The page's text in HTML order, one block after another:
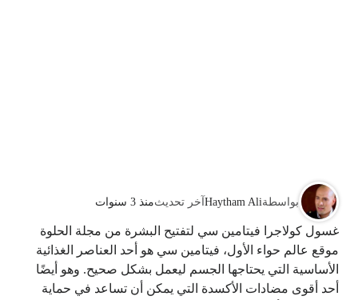
بواسطةHaytham Aliآخر تحديثمنذ 3 سنوات
غسول كولاجرا فيتامين سي لتفتيح البشرة من مجلة الحلوة
موقع عالم حواء الأول، فيتامين سي هو أحد العناصر الغذائية
الأساسية التي يحتاجها الجسم ليعمل بشكل صحيح. وهو أيضًا
أحد أقوى مضادات الأكسدة التي يمكن أن تساعد في حماية